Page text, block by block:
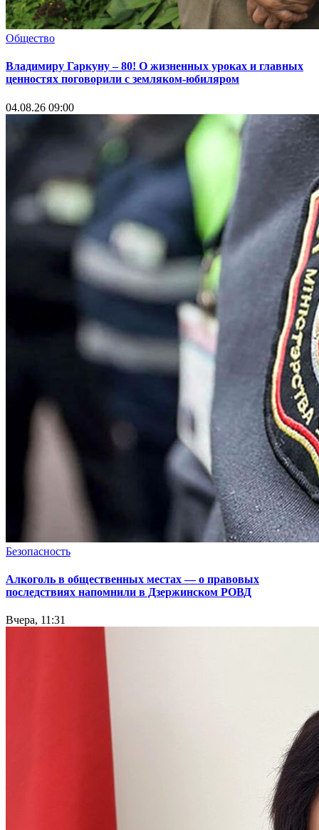
Общество
Владимиру Гаркуну – 80! О жизненных уроках и главных
ценностях поговорили с земляком-юбиляром
04.08.26 09:00
Безопасность
Алкоголь в общественных местах — о правовых
последствиях напомнили в Дзержинском РОВД
Вчера, 11:31